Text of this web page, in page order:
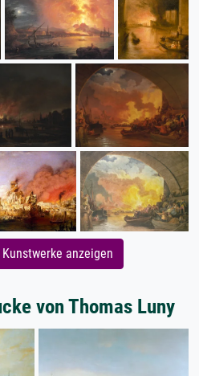
anzeigen
von Thomas Luny